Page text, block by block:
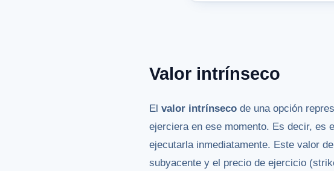
Valor intrínseco
El valor intrínseco de una opción
ejerciera en ese momento. Es decir, es
ejecutarla inmediatamente. Este valor
subyacente y el precio de ejercicio